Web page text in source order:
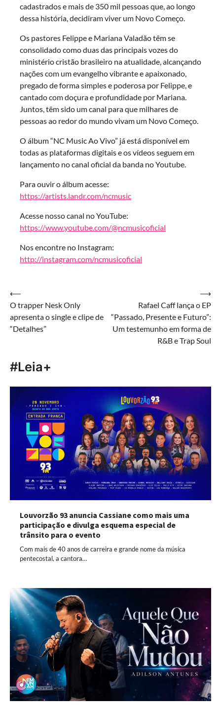
cadastrados e mais de 350 mil pessoas que, ao longo
dessa história, decidiram viver um Novo Começo.
Os pastores Felippe e Mariana Valadão têm se
consolidado como duas das principais vozes do
ministério cristão brasileiro na atualidade, alcançando
nações com um evangelho vibrante e apaixonado,
pregado de forma simples e poderosa por Felippe, e
cantado com doçura e profundidade por Mariana.
Juntos, têm sido um canal para que milhares de
pessoas ao redor do mundo vivam um Novo Começo.
O álbum “NC Music Ao Vivo” já está disponível em
todas as plataformas digitais e os vídeos seguem em
lançamento no canal oficial da banda no Youtube.
Para ouvir o álbum acesse:
https://artists.landr.com/ncmusic
Acesse nosso canal no YouTube:
https://www.youtube.com/@ncmusicoficial
Nos encontre no Instagram:
http://instagram.com/ncmusicoficial
Navegação
de
Post
⟵
O trapper Nesk Only
apresenta o single e clipe de
“Detalhes”
Rafael Caff lança o EP
“Passado, Presente e Futuro”:
Um testemunho em forma de
R&B e Trap Soul
⟶
#Leia+
Louvorzão 93 anuncia Cassiane como mais uma
participação e divulga esquema especial de
trânsito para o evento
Com mais de 40 anos de carreira e grande nome da música
pentecostal, a cantora…